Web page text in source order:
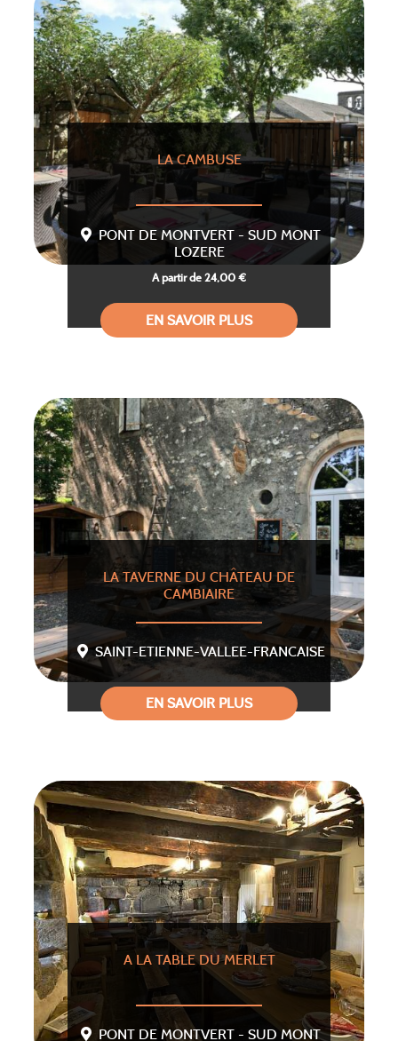
LA CAMBUSE
PONT DE MONTVERT - SUD MONT
LOZERE
A partir de 24,00 €
EN SAVOIR PLUS
LA TAVERNE DU CHÂTEAU DE
CAMBIAIRE
SAINT-ETIENNE-VALLEE-FRANCAISE
EN SAVOIR PLUS
A LA TABLE DU MERLET
PONT DE MONTVERT - SUD MONT